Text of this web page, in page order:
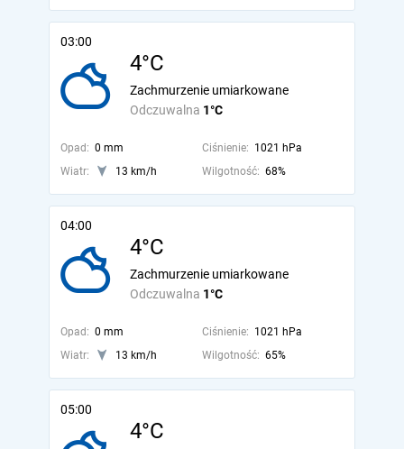
03:00
4°C
Odczuwalna 1°C
Zachmurzenie umiarkowane
Opad: 0 mm Ciśnienie: 1021 hPa
Wiatr:
13 km/h Wilgotność: 68%
04:00
4°C
Odczuwalna 1°C
Zachmurzenie umiarkowane
Opad: 0 mm Ciśnienie: 1021 hPa
Wiatr:
13 km/h Wilgotność: 65%
05:00
4°C